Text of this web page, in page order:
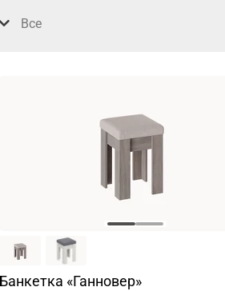
Все
Банкетка «Ганновер»